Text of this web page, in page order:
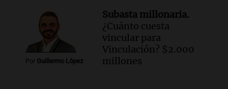
Audio.Mateo, a los 25 años, lucha
contra el tiempo: necesita un trasplante
para poder seguir viviend
Una mañana para todos
Por Guillermo López
Subasta millonaria.
¿Cuánto cuesta
vincular para
Vinculación? $2.000
millones